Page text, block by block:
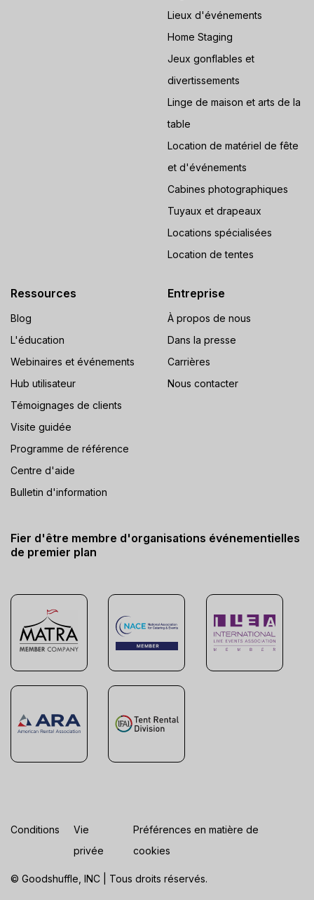
Lieux d'événements
Home Staging
Jeux gonflables et
divertissements
Linge de maison et arts de la
table
Location de matériel de fête
et d'événements
Cabines photographiques
Tuyaux et drapeaux
Locations spécialisées
Location de tentes
Ressources
Blog
L'éducation
Webinaires et événements
Hub utilisateur
Témoignages de clients
Visite guidée
Programme de référence
Centre d'aide
Bulletin d'information
Entreprise
À propos de nous
Dans la presse
Carrières
Nous contacter
Fier d'être membre d'organisations événementielles
de premier plan
© Goodshuffle, INC | Tous droits réservés.
Conditions
Vie
privée
Préférences en matière de
cookies